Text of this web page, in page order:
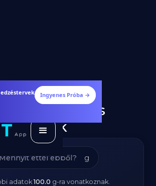
Ingyenes Próba →
–
és
g
adatok100.0 g-ra vonatkoznak.